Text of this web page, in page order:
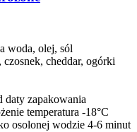
woda, olej, sól
czosnek, cheddar, ogórki
daty zapakowania
temperatura -18°C
osolonej wodzie 4-6 minut